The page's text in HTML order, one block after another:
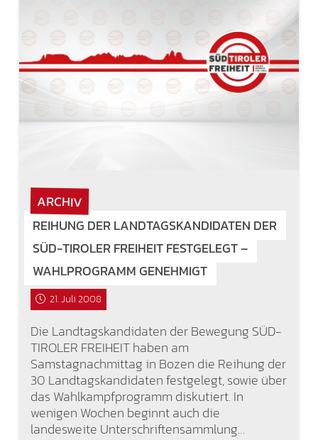
ARCHIV
REIHUNG DER LANDTAGSKANDIDATEN DER
SÜD-TIROLER FREIHEIT FESTGELEGT –
WAHLPROGRAMM GENEHMIGT
21. Juli 2008
Die Landtagskandidaten der Bewegung SÜD-
TIROLER FREIHEIT haben am
Samstagnachmittag in Bozen die Reihung der
30 Landtagskandidaten festgelegt, sowie über
das Wahlkampfprogramm diskutiert. In
wenigen Wochen beginnt auch die
landesweite Unterschriftensammlung…